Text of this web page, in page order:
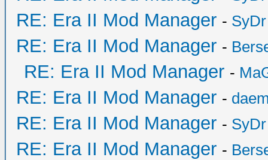
RE: Era II Mod Manager - SyDr
RE: Era II Mod Manager -
RE: Era II Mod Manager -
RE: Era II Mod Manager -
RE: Era II Mod Manager - SyDr
RE: Era II Mod Manager -